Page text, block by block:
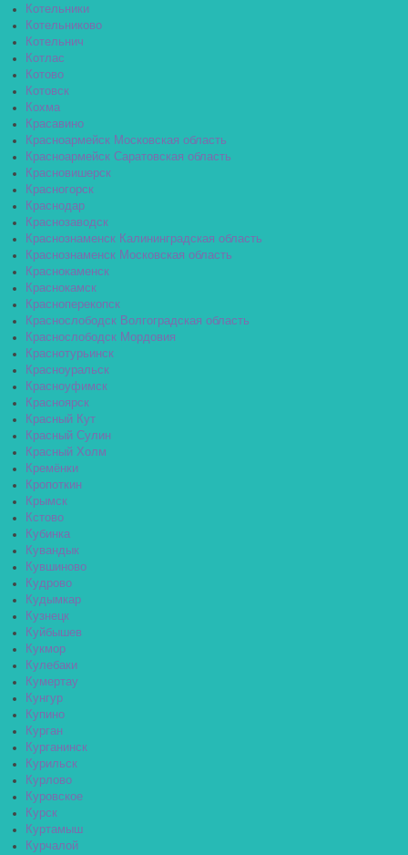
Котельники
Котельниково
Котельнич
Котлас
Котово
Котовск
Кохма
Красавино
Красноармейск Московская область
Красноармейск Саратовская область
Красновишерск
Красногорск
Краснодар
Краснозаводск
Краснознаменск Калининградская область
Краснознаменск Московская область
Краснокаменск
Краснокамск
Красноперекопск
Краснослободск Волгоградская область
Краснослободск Мордовия
Краснотурьинск
Красноуральск
Красноуфимск
Красноярск
Красный Кут
Красный Сулин
Красный Холм
Кремёнки
Кропоткин
Крымск
Кстово
Кубинка
Кувандык
Кувшиново
Кудрово
Кудымкар
Кузнецк
Куйбышев
Кукмор
Кулебаки
Кумертау
Кунгур
Купино
Курган
Курганинск
Курильск
Курлово
Куровское
Курск
Куртамыш
Курчалой